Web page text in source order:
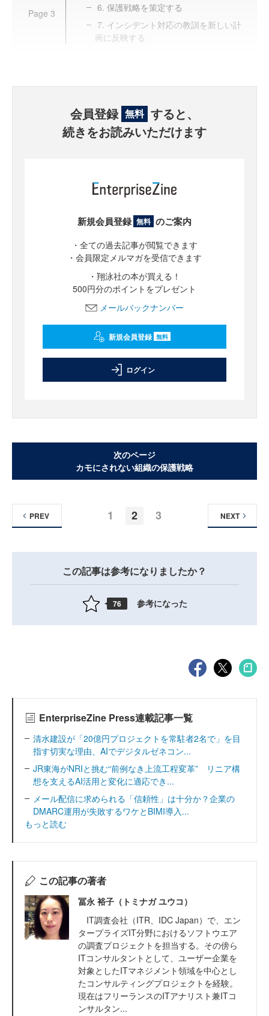
Page 3
6. 保護戦略を策定する
7. インシデント対応の教訓を新しい計
画に反映する
会員登録 無料 すると、
続きをお読みいただけます
新規会員登録 無料 のご案内
・全ての過去記事が閲覧できます
・会員限定メルマガを受信できます
・翔泳社の本が買える！
500円分のポイントをプレゼント
メールバックナンバー
新規会員登録 無料
ログイン
次のページ
カモにされない組織の保護戦略
1 2 3
PREV NEXT
この記事は参考になりましたか？
76 参考になった
EnterpriseZine Press連載記事一覧
清水建設が「20億円プロジェクトを常駐者2名で」を目
指す切実な理由、AIでデジタルゼネコン...
JR東海がNRIと挑む“前例なき上流工程変革” リニア構
想を支えるAI活用と変化に適応でき...
メール配信に求められる「信頼性」は十分か？企業の
DMARC運用が失敗するワケとBIMI導入...
もっと読む
この記事の著者
冨永 裕子（トミナガ ユウコ）
IT調査会社（ITR、IDC Japan）で、エン
タープライズIT分野におけるソフトウエア
の調査プロジェクトを担当する。その傍ら
ITコンサルタントとして、ユーザー企業を
対象としたITマネジメント領域を中心とし
たコンサルティングプロジェクトを経験。
現在はフリーランスのITアナリスト兼ITコ
ンサルタン...